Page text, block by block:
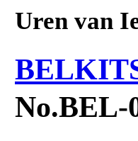
Uren van